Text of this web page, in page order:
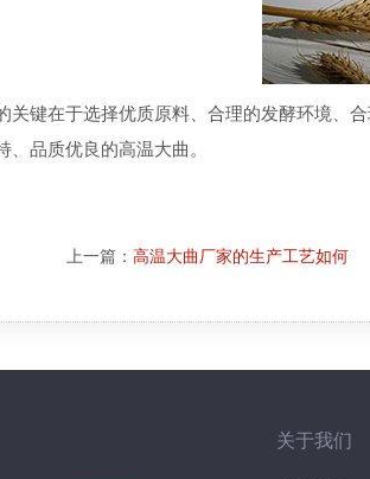
关键在于选择优质原料、合理的发酵环境、
品质优良的高温大曲。
上一篇： 高温大曲厂家的生产工艺如何
关于我们